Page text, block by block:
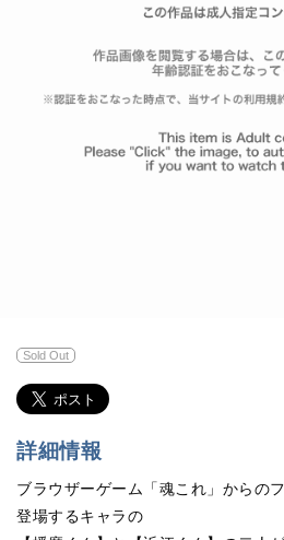
Sold Out
詳細情報
ブラウザーゲーム「魂これ」からの
登場するキャラの